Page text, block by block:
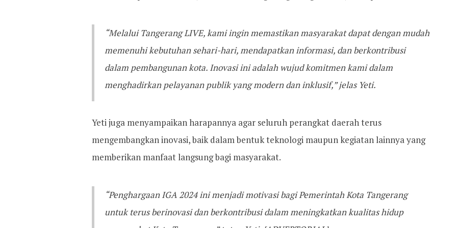
“Melalui Tangerang LIVE, kami ingin memastikan masyarakat dapat dengan mudah
memenuhi kebutuhan sehari-hari, mendapatkan informasi, dan berkontribusi
dalam pembangunan kota. Inovasi ini adalah wujud komitmen kami dalam
menghadirkan pelayanan publik yang modern dan inklusif,” jelas Yeti.
Yeti juga menyampaikan harapannya agar seluruh perangkat daerah terus
mengembangkan inovasi, baik dalam bentuk teknologi maupun kegiatan lainnya yang
memberikan manfaat langsung bagi masyarakat.
“Penghargaan IGA 2024 ini menjadi motivasi bagi Pemerintah Kota Tangerang
untuk terus berinovasi dan berkontribusi dalam meningkatkan kualitas hidup